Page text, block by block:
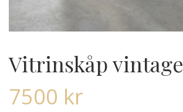
Vitrinskåp vintage
7500 kr